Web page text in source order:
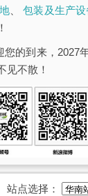
、包装及生产设
的到来，2027
见不散！
站点选择：